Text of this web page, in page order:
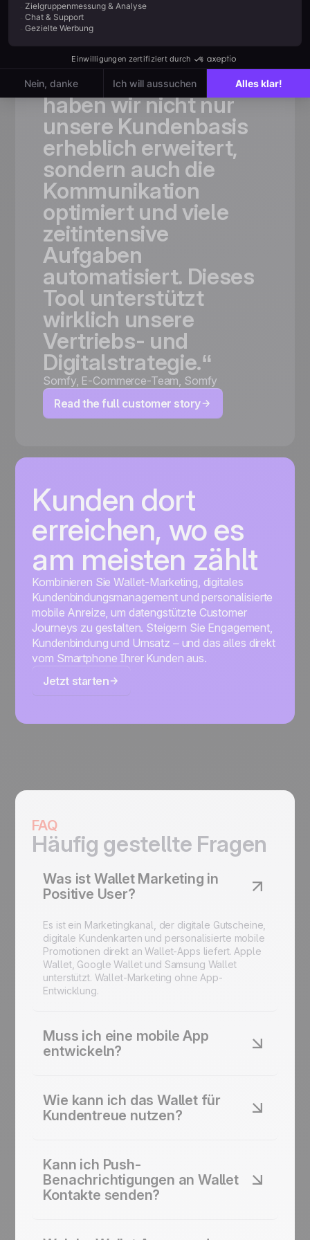
Von schnell wachsenden
Teamsgeschätzt
„Dank
PositiveUser
habenwirnichtnur
unsere Kundenbasis
erheblich erweitert,
sondern auch die
Kommunikation
optimiert und viele
zeitintensive
Aufgaben
automatisiert. Dieses
Tool unterstützt
wirklich unsere
Vertriebs- und
Digitalstrategie.“
Somfy, E-Commerce-Team, Somfy
Read the full customer story
Kunden dort
erreichen, wo es
am meisten zählt
Kombinieren Sie Wallet-Marketing, digitales
Kundenbindungsmanagement und personalisierte
mobile Anreize, um datengstützte Customer
Journeys zu gestalten. Steigern Sie Engagement,
Kundenbindung und Umsatz – und das alles direkt
vom Smartphone Ihrer Kunden aus.
Jetzt starten
FAQ
Häufig gestellte Fragen
Was ist Wallet Marketing in
Positive User?
Es ist ein Marketingkanal, der digitale Gutscheine,
digitale Kundenkarten und personalisierte mobile
Promotionen direkt an Wallet-Apps liefert. Apple
Wallet, Google Wallet und Samsung Wallet
unterstützt. Wallet-Marketing ohne App-
Entwicklung.
Muss ich eine mobile App
entwickeln?
bestehenden Wallet-Apps. Keine separate
mobile App oder komplexes Setup erforderlich.
Kunden fügen Ihre Karte mit einem Tap hinzu.
Wie kann ich das Wallet für
Kundentreue nutzen?
automatisch mit Punkten, Angeboten und
Statusniveaus aktualisieren. Mobile
Kundenbindung hilft Ihnen, Kunden langfristig zu
halten und Wiederholungskäufe zu fördern.
Kann ich Push-
Benachrichtigungen an Wallet
Kontakte senden?